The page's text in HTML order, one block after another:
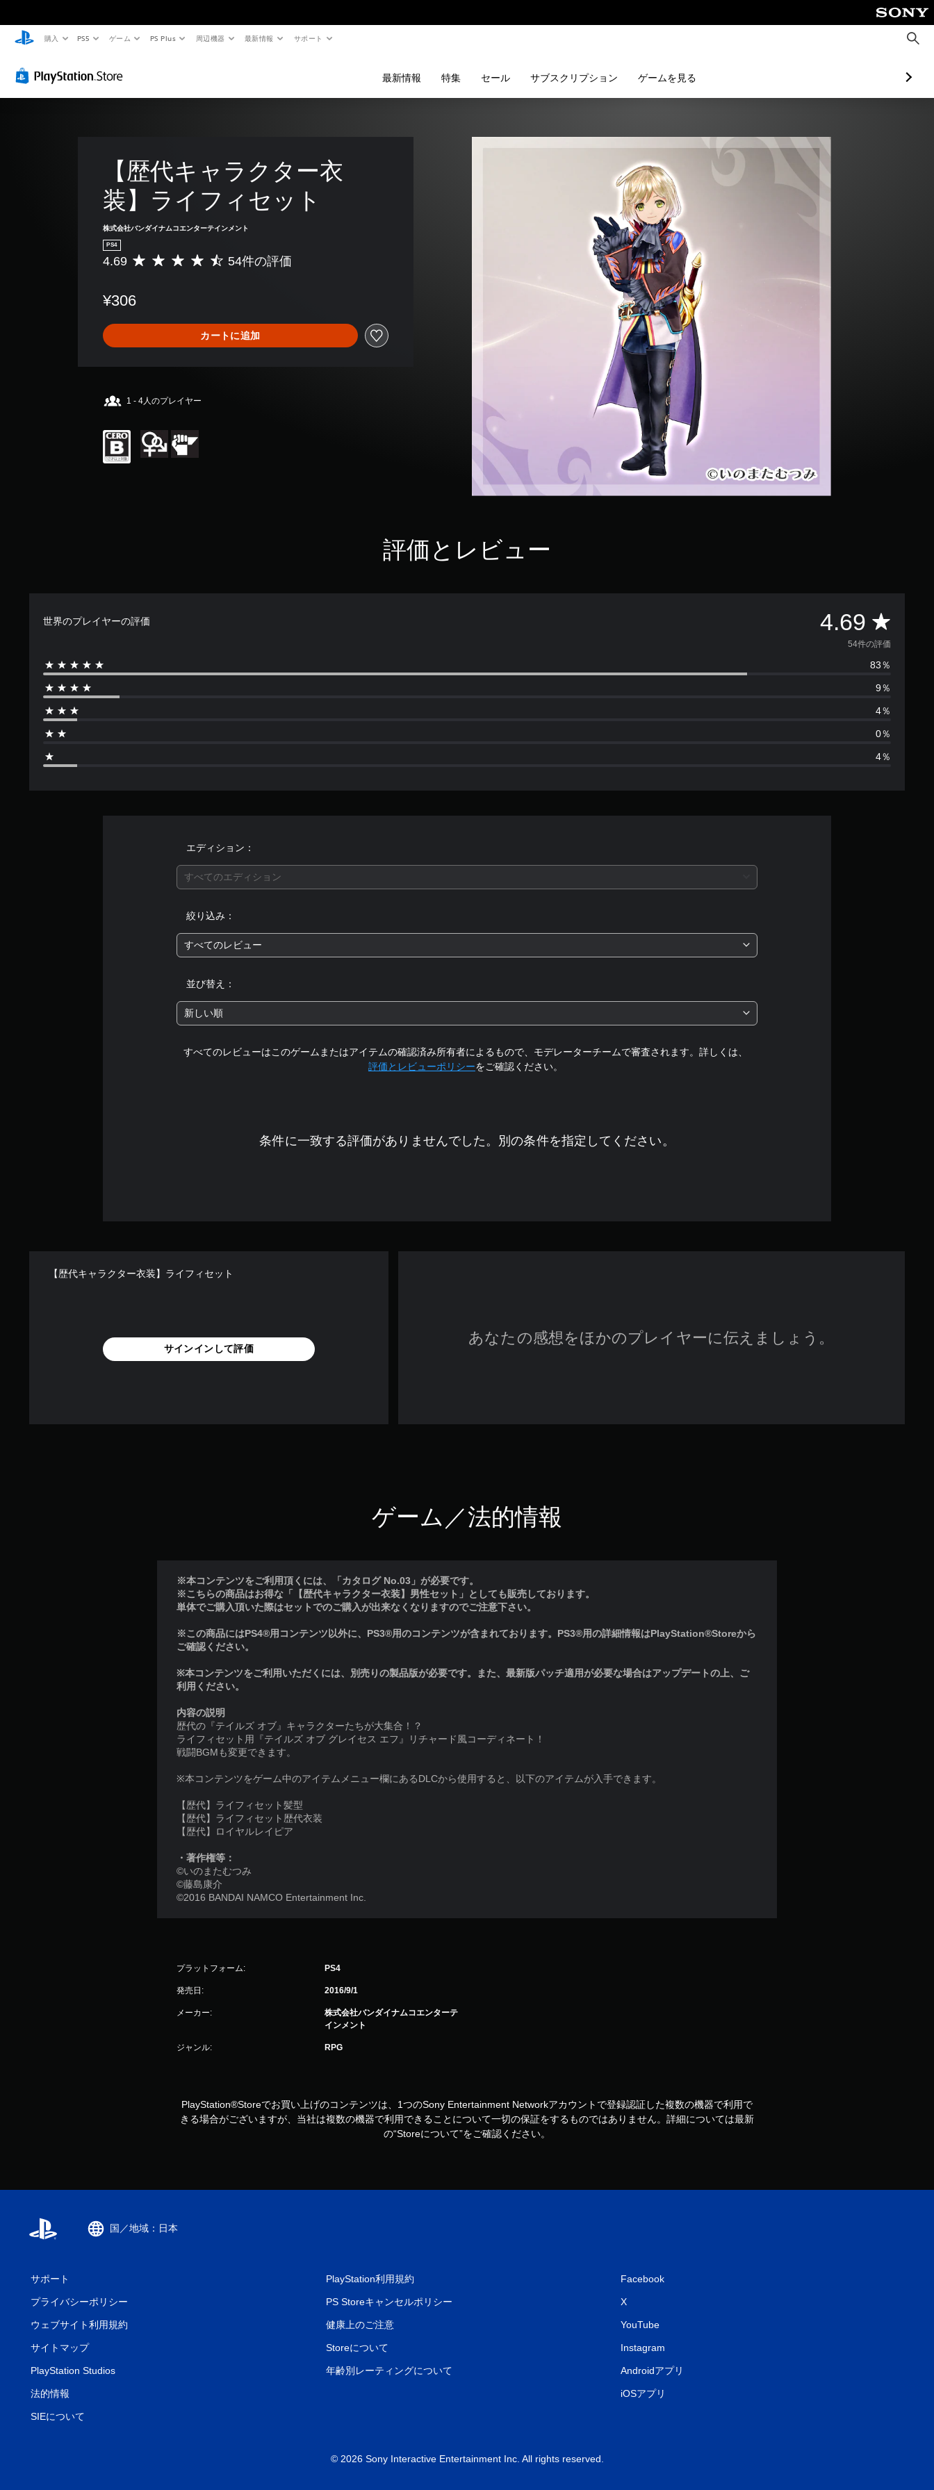
購入 PS5 ゲーム PS Plus 周辺機器 最新情報 サポート
検
索
最新情報 特集 セール サブスクリプション ゲームを見る
【歴代キャラクター衣
装】ライフィセット
株式会社バンダイナムコエンターテインメント
PS4
評
は
4
、
均
価
は
段
中
4.69 54件の評価
¥306
カートに追加
1 - 4人のプレイヤー
評価とレビュー
世界のプレイヤーの評価 4.69 評
価
数
は
5
4
、
54件の評価
83％
9％
4％
0％
4％
エディション：
すべてのエディション
絞り込み：
すべてのレビュー
並び替え：
新しい順
すべてのレビューはこのゲームまたはアイテムの確認済み所有者によるもので、モデレーターチームで審査されます。詳しくは、
評価とレビューポリシーをご確認ください。
条件に一致する評価がありませんでした。別の条件を指定してください。
【歴代キャラクター衣装】ライフィセット
サインインして評価
あなたの感想をほかのプレイヤーに伝えましょう。
ゲーム／法的情報
※本コンテンツをご利用頂くには、「カタログ No.03」が必要です。
※こちらの商品はお得な「【歴代キャラクター衣装】男性セット」としても販売しております。
単体でご購入頂いた際はセットでのご購入が出来なくなりますのでご注意下さい。
※この商品にはPS4®用コンテンツ以外に、PS3®用のコンテンツが含まれております。PS3®用の詳細情報はPlayStation®Storeから
ご確認ください。
※本コンテンツをご利用いただくには、別売りの製品版が必要です。また、最新版パッチ適用が必要な場合はアップデートの上、ご
利用ください。
内容の説明
歴代の『テイルズ オブ』キャラクターたちが大集合！？
ライフィセット用『テイルズ オブ グレイセス エフ』リチャード風コーディネート！
戦闘BGMも変更できます。
※本コンテンツをゲーム中のアイテムメニュー欄にあるDLCから使用すると、以下のアイテムが入手できます。
【歴代】ライフィセット髪型
【歴代】ライフィセット歴代衣装
【歴代】ロイヤルレイピア
・著作権等：
©いのまたむつみ
©藤島康介
©2016 BANDAI NAMCO Entertainment Inc.
プラットフォーム: PS4
発売日: 2016/9/1
メーカー:
株式会社バンダイナムコエンターテ
インメント
ジャンル: RPG
PlayStation®Storeでお買い上げのコンテンツは、1つのSony Entertainment Networkアカウントで登録認証した複数の機器で利用で
きる場合がございますが、当社は複数の機器で利用できることについて一切の保証をするものではありません。詳細については最新
の“Storeについて”をご確認ください。
国／地域：日本
サポート
プライバシーポリシー
ウェブサイト利用規約
サイトマップ
PlayStation Studios
法的情報
SIEについて
PlayStation利用規約
PS Storeキャンセルポリシー
健康上のご注意
Storeについて
年齢別レーティングについて
Facebook
X
YouTube
Instagram
Androidアプリ
iOSアプリ
© 2026 Sony Interactive Entertainment Inc. All rights reserved.